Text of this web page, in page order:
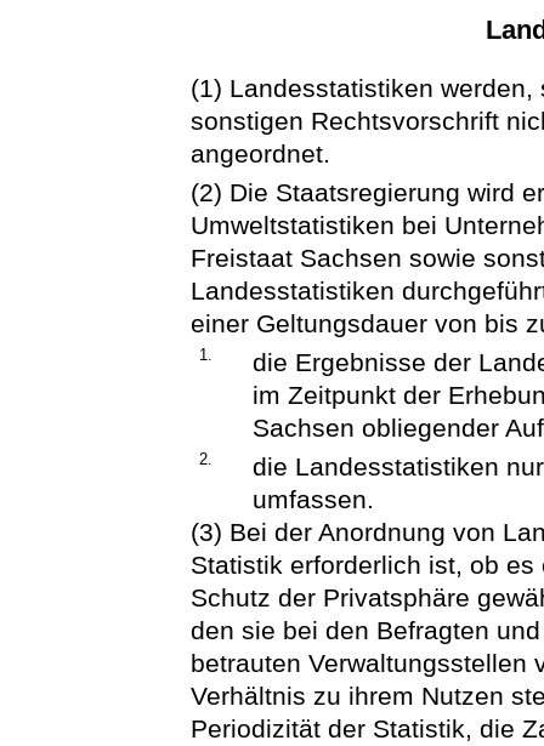
(1) Landesstatistiken
sonstigen Rechtsvorschrift
angeordnet.
(2) Die Staatsregierung wird
Umweltstatistiken bei
Freistaat Sachsen sowie
Landesstatistiken
einer Geltungsdauer von bis
1.
die Ergebnisse der
im Zeitpunkt der
Sachsen obliegender
2.
die Landesstatistiken
umfassen.
(3) Bei der Anordnung von
Statistik erforderlich ist, ob
Schutz der Privatsphäre
den sie bei den Befragten
betrauten Verwaltungsstellen
Verhältnis zu ihrem Nutzen
Periodizität der Statistik, die